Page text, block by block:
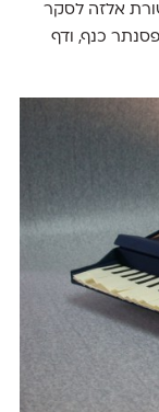
אלזה לסקר
כנף, ודף